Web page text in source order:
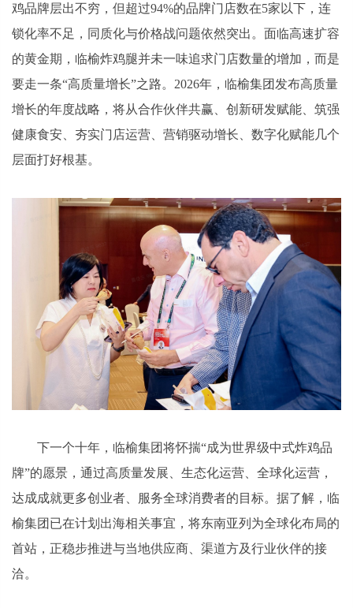
鸡品牌层出不穷，但超过94%的品牌门店数在5家以下，连
锁化率不足，同质化与价格战问题依然突出。面临高速扩容
的黄金期，临榆炸鸡腿并未一味追求门店数量的增加，而是
要走一条“高质量增长”之路。2026年，临榆集团发布高质量
增长的年度战略，将从合作伙伴共赢、创新研发赋能、筑强
健康食安、夯实门店运营、营销驱动增长、数字化赋能几个
层面打好根基。
下一个十年，临榆集团将怀揣“成为世界级中式炸鸡品
牌”的愿景，通过高质量发展、生态化运营、全球化运营，
达成成就更多创业者、服务全球消费者的目标。据了解，临
榆集团已在计划出海相关事宜，将东南亚列为全球化布局的
首站，正稳步推进与当地供应商、渠道方及行业伙伴的接
洽。